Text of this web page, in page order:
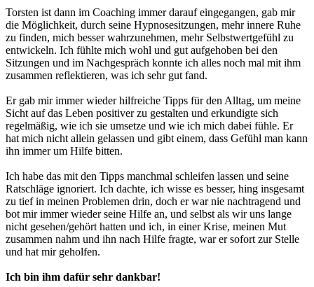
Torsten ist dann im Coaching immer darauf eingegangen, gab mir
die Möglichkeit, durch seine Hypnosesitzungen, mehr innere Ruhe
zu finden, mich besser wahrzunehmen, mehr Selbstwertgefühl zu
entwickeln. Ich fühlte mich wohl und gut aufgehoben bei den
Sitzungen und im Nachgespräch konnte ich alles noch mal mit ihm
zusammen reflektieren, was ich sehr gut fand.
Er gab mir immer wieder hilfreiche Tipps für den Alltag, um meine
Sicht auf das Leben positiver zu gestalten und erkundigte sich
regelmäßig, wie ich sie umsetze und wie ich mich dabei fühle. Er
hat mich nicht allein gelassen und gibt einem, dass Gefühl man kann
ihn immer um Hilfe bitten.
Ich habe das mit den Tipps manchmal schleifen lassen und seine
Ratschläge ignoriert. Ich dachte, ich wisse es besser, hing insgesamt
zu tief in meinen Problemen drin, doch er war nie nachtragend und
bot mir immer wieder seine Hilfe an, und selbst als wir uns lange
nicht gesehen/gehört hatten und ich, in einer Krise, meinen Mut
zusammen nahm und ihn nach Hilfe fragte, war er sofort zur Stelle
und hat mir geholfen.
Ich bin ihm dafür sehr dankbar!